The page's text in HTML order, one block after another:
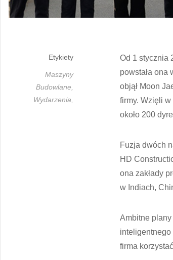
Etykiety
Maszyny
Budowlane,
Wydarzenia,
Od 1 stycznia
powstała ona
objął Moon
firmy. Wzięli
około 200
Fuzja dwóch
HD
ona zakłady
w Indiach,
Ambitne
firma